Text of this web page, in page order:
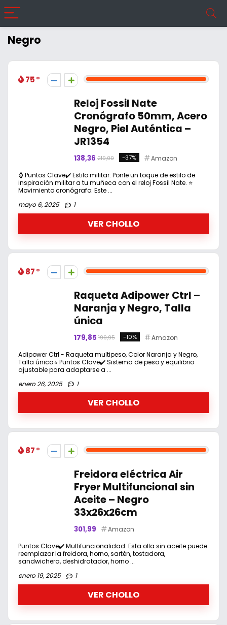
Negro
75
Reloj Fossil Nate
Cronógrafo 50mm, Acero
Negro, Piel Auténtica –
JR1354
138,36 219,00 -37%
Amazon
⌚ Puntos Clave✔️ Estilo militar: Ponle un toque de estilo de
inspiración militar a tu muñeca con el reloj Fossil Nate. ⭐
Movimiento cronógrafo: Este ...
mayo 6, 2025
1
VER CHOLLO
87
Raqueta Adipower Ctrl –
Naranja y Negro, Talla
única
179,85 199,95 -10%
Amazon
Adipower Ctrl - Raqueta multipeso, Color Naranja y Negro,
Talla única⭐ Puntos Clave✔️ Sistema de peso y equilibrio
ajustable para adaptarse a ...
enero 26, 2025
1
VER CHOLLO
87
Freidora eléctrica Air
Fryer Multifuncional sin
Aceite – Negro
33x26x26cm
301,99
Amazon
Puntos Clave✔️ Multifuncionalidad: Esta olla sin aceite puede
reemplazar la freidora, horno, sartén, tostadora,
sandwichera, deshidratador, horno ...
enero 19, 2025
1
VER CHOLLO